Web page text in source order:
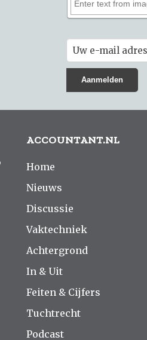
ACCOUNTANT.NL
Home
Nieuws
Discussie
Vaktechniek
Achtergrond
In & Uit
Feiten & Cijfers
Tuchtrecht
Podcast